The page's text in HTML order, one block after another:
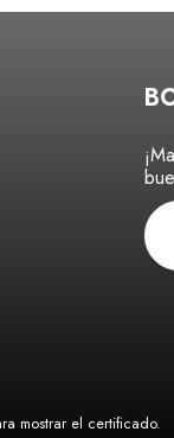
mostrar el certificado.